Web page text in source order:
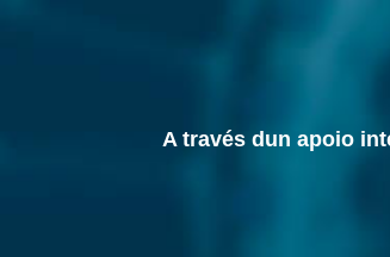
A través dun apoio